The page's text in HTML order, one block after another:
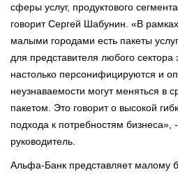
сферы услуг, продуктового
говорит Сергей Шабунин. «В
малыми городами есть пакеты
для представителя любого
настолько персонифицируются и
неузнаваемости могут меняться в
пакетом. Это говорит о высокой
подхода к потребностям бизнеса»,
руководитель.
Альфа-Банк представляет малому